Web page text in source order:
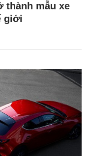
thành mẫu xe
giới